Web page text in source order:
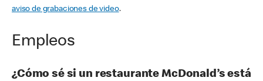
aviso de grabaciones de video.
Empleos
¿Cómo sé si un restaurante McDonald’s está